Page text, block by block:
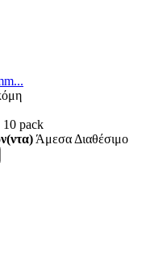
pack
Άμεσα Διαθέσιμο